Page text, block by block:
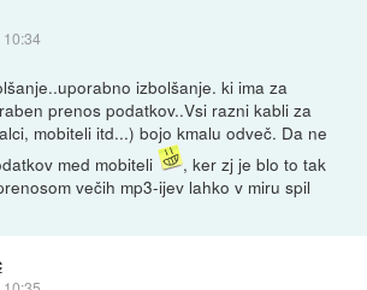
10:34
izbolšanje. ki ima za
prenos podatkov..Vsi razni kabli za
mobiteli itd...) bojo kmalu odveč. Da ne
med mobiteli
, ker zj je blo to tak
večih mp3-ijev lahko v miru spil